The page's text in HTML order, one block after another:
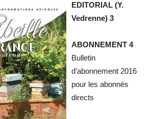
EDITORIAL (Y.
Vedrenne) 3
ABONNEMENT 4
Bulletin
d’abonnement 2016
pour les abonnés
directs